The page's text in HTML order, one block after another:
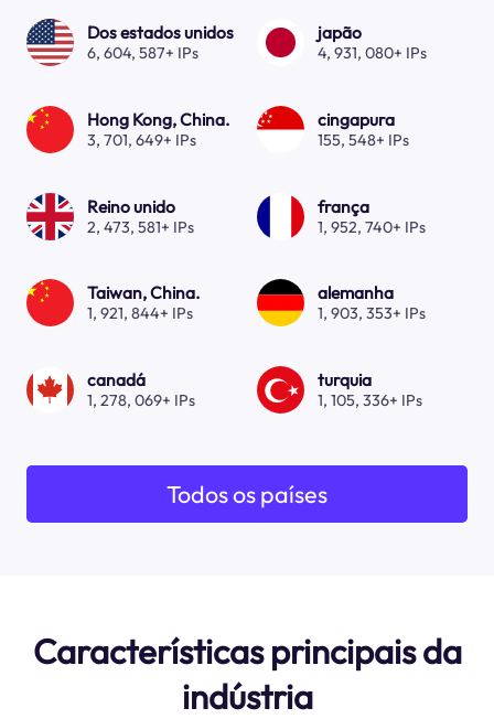
Dos estados unidos
6, 604, 587+ IPs
japão
4, 931, 080+ IPs
Hong Kong, China.
3, 701, 649+ IPs
cingapura
155, 548+ IPs
Reino unido
2, 473, 581+ IPs
frança
1, 952, 740+ IPs
Taiwan, China.
1, 921, 844+ IPs
alemanha
1, 903, 353+ IPs
canadá
1, 278, 069+ IPs
turquia
1, 105, 336+ IPs
Todos os países
Características principais da
indústria